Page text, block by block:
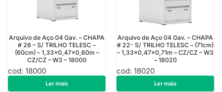
Arquivo de Aço 04 Gav. – CHAPA
# 26 – S/ TRILHO TELESC –
(60cm) – 1,33×0,47×0,60m –
CZ/CZ – W3 – 18000
cod: 18000
R$913,50
Ler mais
Arquivo de Aço 04 Gav. – CHAPA
# 22- S/ TRILHO TELESC – (71cm)
– 1,33×0,47×0,71m – CZ/CZ – W3
– 18020
cod: 18020
1.178,10
Ler mais